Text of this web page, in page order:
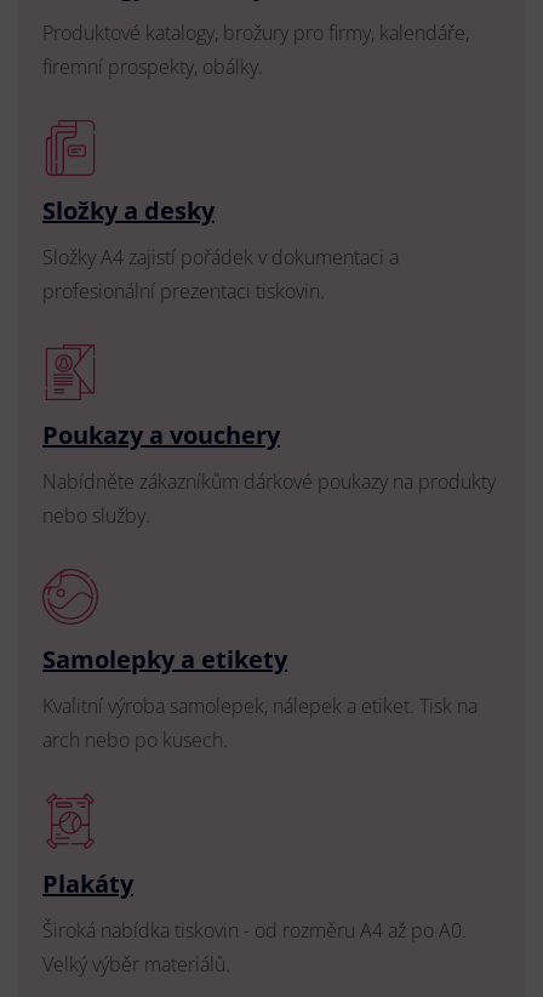
Produktové katalogy, brožury pro firmy, kalendáře,
firemní prospekty, obálky.
Složky a desky
Složky A4 zajistí pořádek v dokumentaci a
profesionální prezentaci tiskovin.
Poukazy a vouchery
Nabídněte zákazníkům dárkové poukazy na produkty
nebo služby.
Samolepky a etikety
Kvalitní výroba samolepek, nálepek a etiket. Tisk na
arch nebo po kusech.
Plakáty
Široká nabídka tiskovin - od rozměru A4 až po A0.
Velký výběr materiálů.